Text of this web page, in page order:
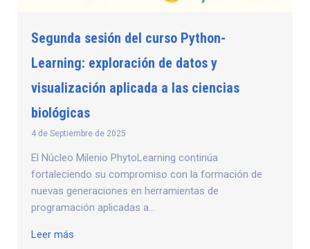
Segunda sesión del curso Python-
Learning: exploración de datos y
visualización aplicada a las ciencias
biológicas
4 de Septiembre de 2025
El Núcleo Milenio PhytoLearning continúa
fortaleciendo su compromiso con la formación de
nuevas generaciones en herramientas de
programación aplicadas a...
Leer más